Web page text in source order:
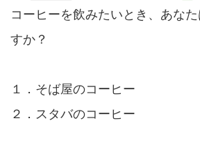
コーヒーを飲みたいとき、あな
すか？
１．そば屋のコーヒー
２．スタバのコーヒー